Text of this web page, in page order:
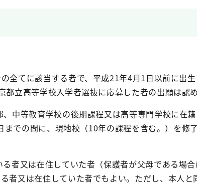
全てに該当する者で、平成21年4月1日以前に出生
立高等学校入学者選抜に応募した者の出願は認め
中等教育学校の後期課程又は高等専門学校に在
での間に、現地校（10年の課程を含む。）を修
者又は在住していた者（保護者が父母である場
者又は在住していた者でもよい。ただし、本人と